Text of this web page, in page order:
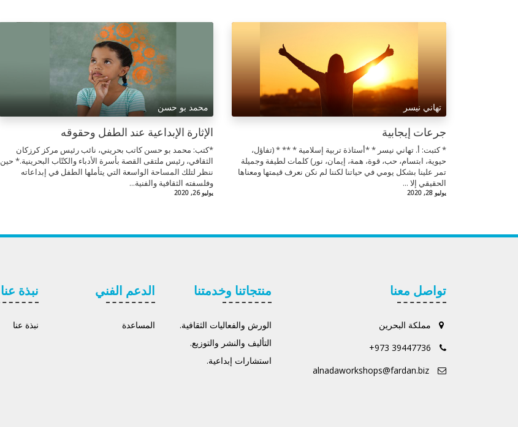
تهاني نيسر
جرعات إيجابية
* كتبت: أ. تهاني نيسر * *أستاذة تربية إسلامية * ** * (تفاؤل،
حيوية، ابتسام، حب، قوة، همة، إيمان، نور) كلمات لطيفة وجميلة
تمر علينا بشكل يومي في حياتنا لكننا لم نكن نعرف قيمتها ومعناها
الحقيقي إلا ...
يوليو 28, 2020
محمد بو حسن
الإثارة الإبداعية عند الطفل وحقوقه
*كتب: محمد بو حسن كاتب بحريني، نائب رئيس مركز كرزكان
الثقافي، رئيس ملتقى القصة بأسرة الأدباء والكتّاب البحرينية.* حين
ننظر لتلك المساحة الواسعة التي يتأملها الطفل في إبداعاته
وفلسفته الثقافية والفنية...
يوليو 26, 2020
تواصل معنا
مملكة البحرين
+973 39447736
alnadaworkshops@fardan.biz
منتجاتنا وخدمتنا
الورش والفعاليات الثقافية.
التأليف والنشر والتوزيع.
استشارات إبداعية.
الدعم الفني
المساعدة
نبذة عنا
نبذة عنا